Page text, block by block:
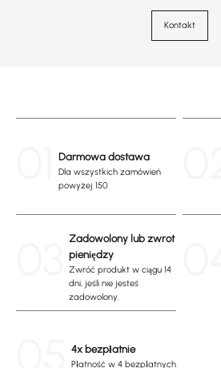
Kontakt
Darmowa dostawa
Dla wszystkich zamówień
powyżej 150
Zadowolony lub zwrot
pieniędzy
Zwróć produkt w ciągu 14
dni, jeśli nie jesteś
zadowolony.
4x bezpłatnie
Płatność w 4 bezpłatnych